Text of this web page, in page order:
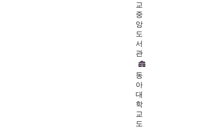
교
중
앙
도
서
관
동
아
대
학
교
도